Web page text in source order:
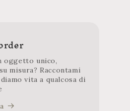
oggetto unico,
misura? Raccontami
vita a qualcosa di